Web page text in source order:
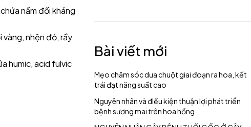
nấm đối kháng
nhện đỏ, rầy
humic, acid fulvic
Bài viết mới
Mẹo chăm sóc dưa chuột giai đoạn ra hoa, kết
trái đạt năng suất cao
Nguyên nhân và điều kiện thuận lợi phát triển
bệnh sương mai trên hoa hồng